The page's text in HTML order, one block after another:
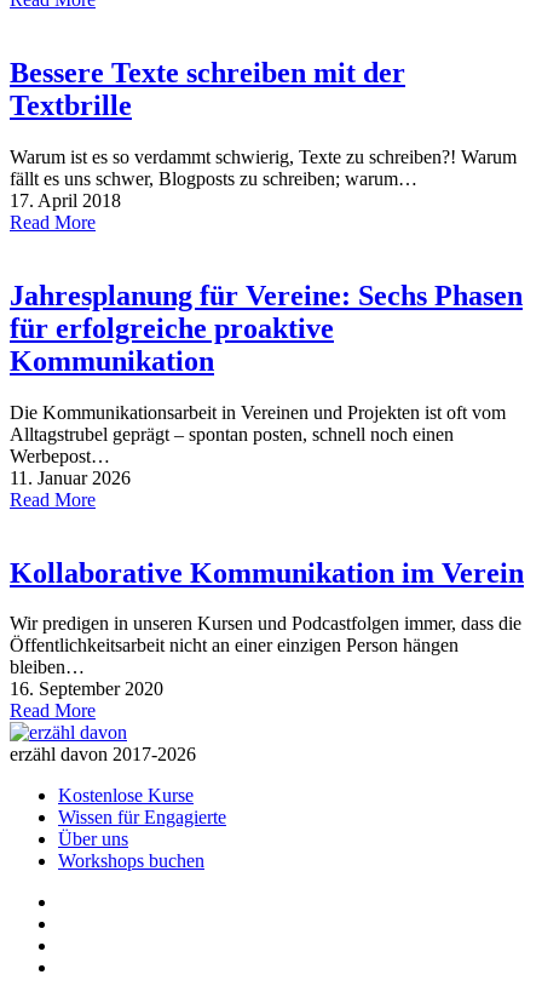
Bessere Texte schreiben mit der
Textbrille
Warum ist es so verdammt schwierig, Texte zu schreiben?! Warum
fällt es uns schwer, Blogposts zu schreiben; warum…
17. April 2018
Read More
Jahresplanung für Vereine: Sechs Phasen
für erfolgreiche proaktive
Kommunikation
Die Kommunikationsarbeit in Vereinen und Projekten ist oft vom
Alltagstrubel geprägt – spontan posten, schnell noch einen
Werbepost…
11. Januar 2026
Read More
Kollaborative Kommunikation im Verein
Wir predigen in unseren Kursen und Podcastfolgen immer, dass die
Öffentlichkeitsarbeit nicht an einer einzigen Person hängen
bleiben…
16. September 2020
Read More
erzähl davon 2017-2026
Kostenlose Kurse
Wissen für Engagierte
Über uns
Workshops buchen